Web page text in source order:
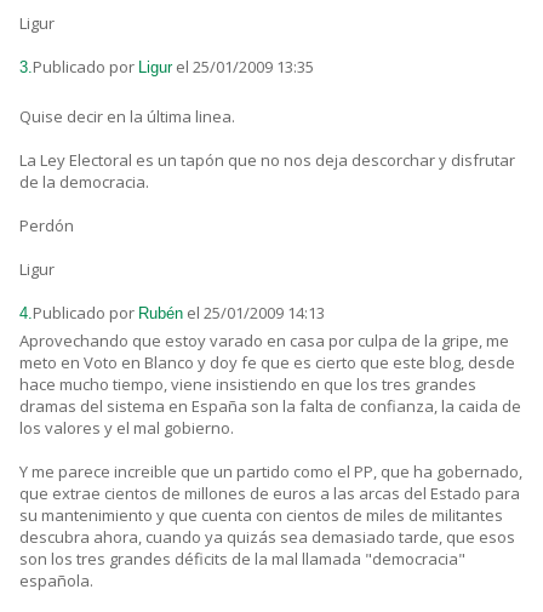
Ligur
3.Publicado por Ligur el 25/01/2009 13:35
Quise decir en la última linea.
La Ley Electoral es un tapón que no nos deja descorchar y disfrutar
de la democracia.
Perdón
Ligur
4.Publicado por Rubén el 25/01/2009 14:13
Aprovechando que estoy varado en casa por culpa de la gripe, me
meto en Voto en Blanco y doy fe que es cierto que este blog, desde
hace mucho tiempo, viene insistiendo en que los tres grandes
dramas del sistema en España son la falta de confianza, la caida de
los valores y el mal gobierno.
Y me parece increible que un partido como el PP, que ha gobernado,
que extrae cientos de millones de euros a las arcas del Estado para
su mantenimiento y que cuenta con cientos de miles de militantes
descubra ahora, cuando ya quizás sea demasiado tarde, que esos
son los tres grandes déficits de la mal llamada "democracia"
española.